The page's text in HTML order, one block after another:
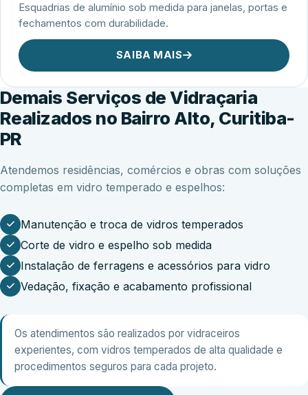
Esquadrias de alumínio sob medida para janelas, portas e
fechamentos com durabilidade.
SAIBA MAIS
Demais Serviços de Vidraçaria
Realizados no Bairro Alto, Curitiba-
PR
Atendemos residências, comércios e obras com soluções
completas em vidro temperado e espelhos:
Manutenção e troca de vidros temperados
Corte de vidro e espelho sob medida
Instalação de ferragens e acessórios para vidro
Vedação, fixação e acabamento profissional
Os atendimentos são realizados por vidraceiros
experientes, com vidros temperados de alta qualidade e
procedimentos seguros para cada projeto.